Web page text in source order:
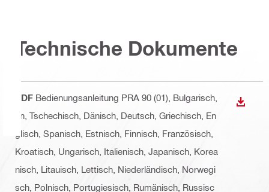
Technische Dokumente
PDF Bedienungsanleitung PRA 90 (01) , Bulgarisch,
cn, Tschechisch, Dänisch, Deutsch, Griechisch, En
glisch, Spanisch, Estnisch, Finnisch, Französisch,
Kroatisch, Ungarisch, Italienisch, Japanisch, Korea
nisch, Litauisch, Lettisch, Niederländisch, Norwegi
sch, Polnisch, Portugiesisch, Rumänisch, Russisc